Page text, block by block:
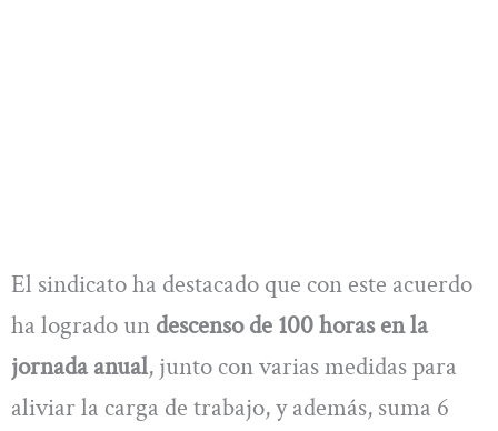
El sindicato ha destacado que con este acuerdo
ha logrado un descenso de 100 horas en la
jornada anual, junto con varias medidas para
aliviar la carga de trabajo, y además, suma 6